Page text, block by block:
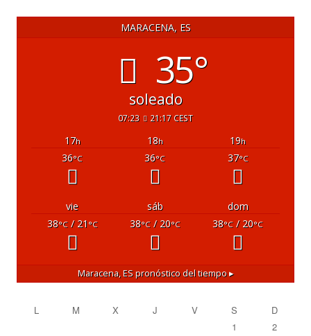
MARACENA, ES
35°
soleado
07:23 21:17 CEST
17h 18h 19h
36°C 36°C 37°C
vie sáb
dom
38°C/ 21 °C 38°C/ 20°C 38°C / 20°C
Maracena, ESpronóstico del tiempo ▸
L M X J V S
D
1
2